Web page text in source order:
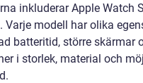
inkluderar Apple Watch
Varje modell har olika
batteritid, större skärmar
i storlek, material och